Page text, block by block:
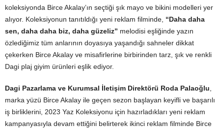
koleksiyonda Birce Akalay’ın seçtiği şık mayo ve bikini modelleri yer
alıyor. Koleksiyonun tanıtıldığı yeni reklam filminde, “Daha daha
sen, daha daha biz, daha güzeliz” melodisi eşliğinde yazın
özlediğimiz tüm anlarının doyasıya yaşandığı sahneler dikkat
çekerken Birce Akalay ve misafirlerine birbirinden tarz, şık ve renkli
Dagi plaj giyim ürünleri eşlik ediyor.
Dagi Pazarlama ve Kurumsal İletişim Direktörü Roda Palaoğlu
marka yüzü Birce Akalay ile geçen sezon başlayan keyifli ve başarılı
iş birliklerini, 2023 Yaz Koleksiyonu için hazırladıkları yeni reklam
kampanyasıyla devam ettiğini belirterek ikinci reklam filminde Birce